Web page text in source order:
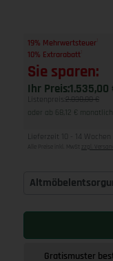
19% Mehrwertsteuer
10% Extrarabatt
Sie sparen:
Ihr Preis:1.535,00
Listenpreis: 2.030,00 €
oder ab 68,12 €
Lieferzeit 10 - 14 Wochen
Alle Preise inkl. MwSt zzgl. Versand
Gratismuster